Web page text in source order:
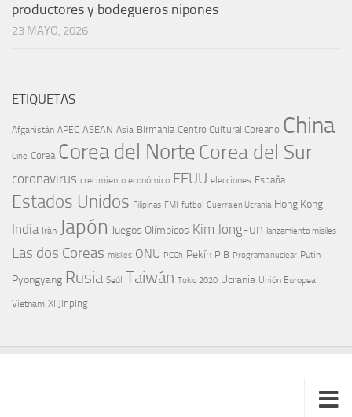
productores y bodegueros nipones
23 MAYO, 2026
ETIQUETAS
Afganistán APEC ASEAN Asia Birmania Centro Cultural Coreano China
Cine Corea Corea del NorteCorea del Sur
coronavirus crecimiento económico EEUU elecciones España
Estados Unidos Filipinas FMI futbol Guerra en Ucrania Hong Kong
India Irán Japón Juegos Olímpicos Kim Jong-un lanzamiento misiles
Las dos Coreas misiles ONU PCCh Pekín PIB Programa nuclear Putin
Pyongyang Rusia Seúl Taiwán Tokio 2020 Ucrania Unión Europea
Vietnam Xi Jinping